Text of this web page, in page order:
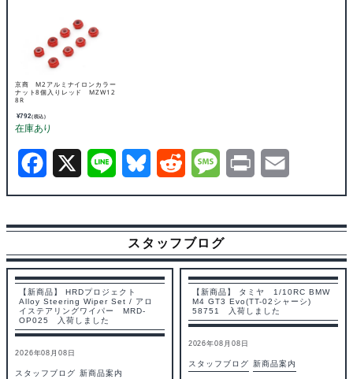
京商 M2アルミナイロンカラー
ナット8個入りレッド MZW12
8R
¥792(税込)
b
o
o
X B
e
s
k
y
R
d
i
M
s
a
g
t l
スタッフブログ
【新商品】 HRDプロジェクト
Alloy Steering Wiper Set / アロ
イステアリングワイパー MRD-
OP025 入荷しました
2026年08月08日
スタッフブログ 新商品案内
【新商品】 タミヤ 1/10RC BMW
M4 GT3 Evo(TT-02シャーシ)
58751 入荷しました
2026年08月08日
スタッフブログ 新商品案内